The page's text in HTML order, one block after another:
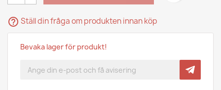
help_outline Ställ din fråga om produkten innan köp
Bevaka lager för produkt!